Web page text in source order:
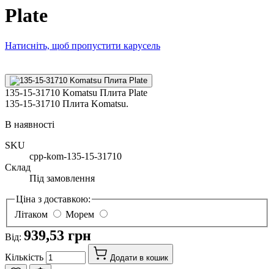
Plate
Натисніть, щоб пропустити карусель
135-15-31710 Komatsu Плита Plate
135-15-31710 Плита Komatsu.
В наявності
SKU
cpp-kom-135-15-31710
Склад
Під замовлення
Ціна з доставкою:
Літаком
Морем
Від: 939,53 грн
Кількість Додати в кошик